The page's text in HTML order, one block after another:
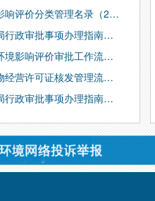
响评价分类管理名录（2…
行政审批事项办理指南…
境影响评价审批工作流…
经营许可证核发管理流…
行政审批事项办理指南…